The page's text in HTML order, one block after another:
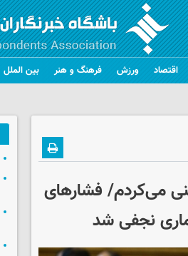
اقتصاد ورزش فرهنگ و هنر بین الملل
می‌کردم/ فشارهای
نجفی شد